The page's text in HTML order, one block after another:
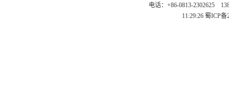
电话：+86-0813-2302625
11:29:26 蜀ICP备